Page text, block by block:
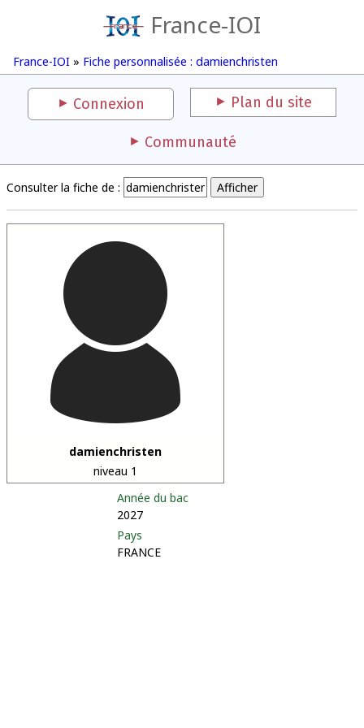
France-IOI
France-IOI » Fiche personnalisée : damienchristen
Connexion Plan du site
Communauté
Consulter la fiche de :
damienchristen
niveau 1
Année du bac
2027
Pays
FRANCE